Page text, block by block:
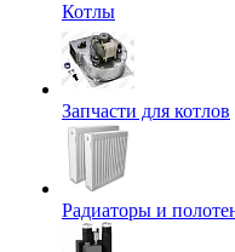
Котлы
Запчасти для котлов
Радиаторы и